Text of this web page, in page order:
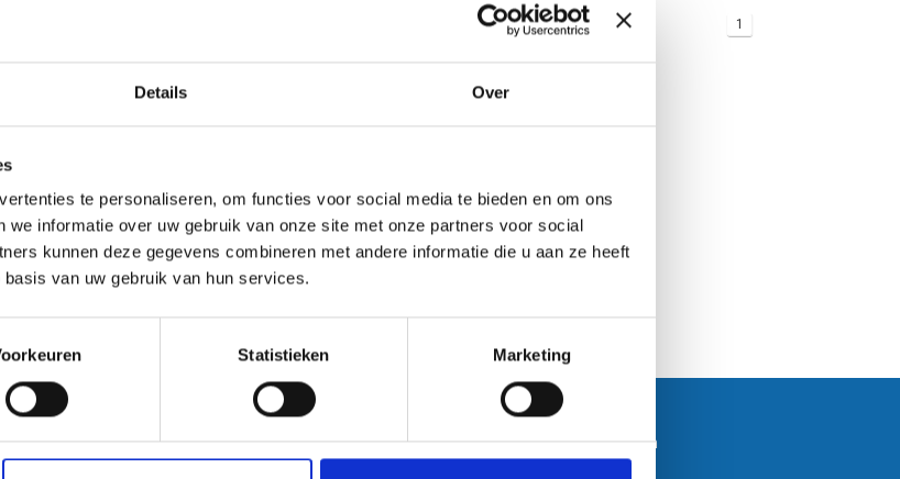
Details Over
te personaliseren, om functies voor social media te bieden en om ons
we informatie over uw gebruik van onze site met onze partners voor social
kunnen deze gegevens combineren met andere informatie die u aan ze heeft
van uw gebruik van hun services.
Statistieken Marketing
1
Klantbeoordelingen Klantenservice
Bestanden aanleveren